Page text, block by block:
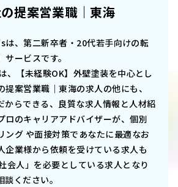
提案営業職｜東海
は、第二新卒者・20代若手向けの転
ービスです。
、
【未経験OK】外壁塗装を中心とし
提案営業職｜東海の求人の他にも、
からできる、良質な求人情報と人材紹
ロのキャリアアドバイザーが、個別
ング や面接対策であなたに最適なお
企業様から依頼を受けている求人も
会人」を必要としている求人となり
ください。